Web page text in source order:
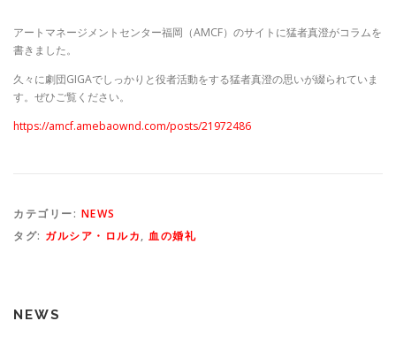
アートマネージメントセンター福岡（AMCF）のサイトに猛者真澄がコラムを
書きました。
久々に劇団GIGAでしっかりと役者活動をする猛者真澄の思いが綴られていま
す。ぜひご覧ください。
https://amcf.amebaownd.com/posts/21972486
カテゴリー: NEWS
タグ: ガルシア・ロルカ, 血の婚礼
NEWS